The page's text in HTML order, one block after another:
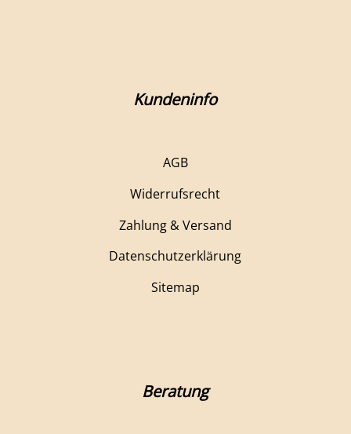
Kundeninfo
AGB
Widerrufsrecht
Zahlung & Versand
Datenschutzerklärung
Sitemap
Beratung